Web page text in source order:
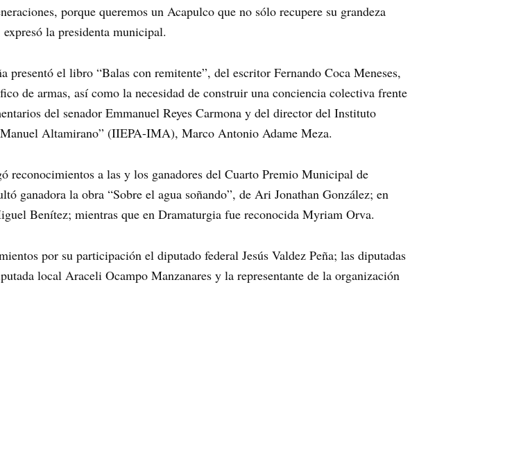
porque queremos un Acapulco que no sólo recupere su grandeza
la presidenta municipal.
presentó el libro “Balas con remitente”, del escritor Fernando Coca Meneses,
de armas, así como la necesidad de construir una conciencia colectiva frente
del senador Emmanuel Reyes Carmona y del director del Instituto
Altamirano” (IIEPA-IMA), Marco Antonio Adame Meza.
reconocimientos a las y los ganadores del Cuarto Premio Municipal de
ganadora la obra “Sobre el agua soñando”, de Ari Jonathan González; en
Benítez; mientras que en Dramaturgia fue reconocida Myriam Orva.
por su participación el diputado federal Jesús Valdez Peña; las diputadas
local Araceli Ocampo Manzanares y la representante de la organización